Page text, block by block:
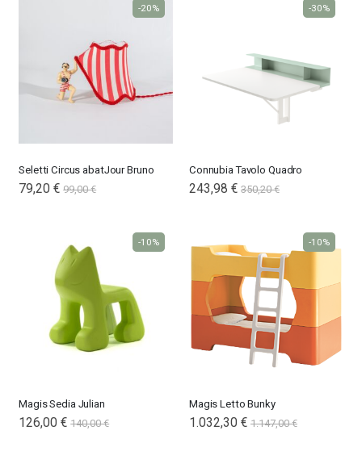
Seletti Circus abatJour Bruno
Special
Price
79,20 € 99,00 €
-20%
Connubia Tavolo Quadro
243,98 € 350,20 €
-30%
Magis Sedia Julian
126,00 € 140,00 €
-10%
Magis Letto Bunky
1.032,30 € 1.147,00 €
-10%